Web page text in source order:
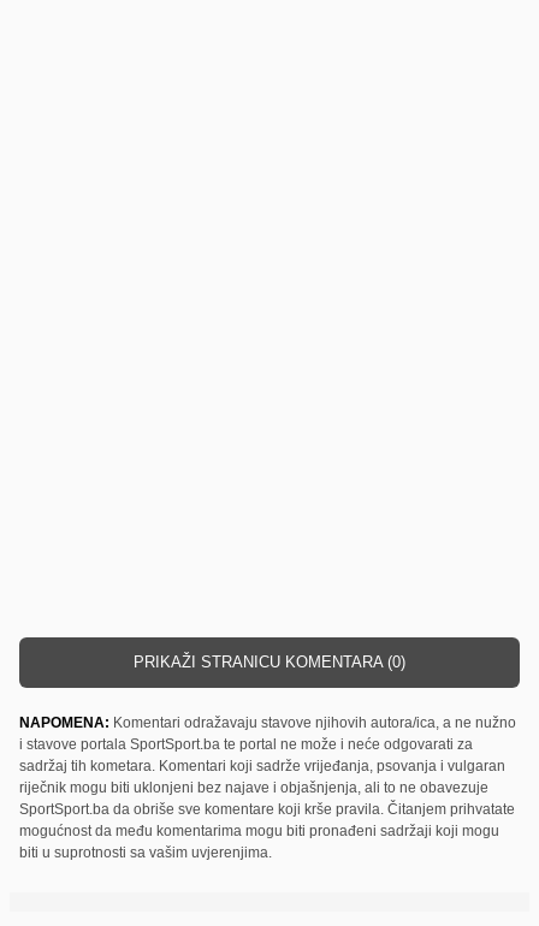
PRIKAŽI STRANICU KOMENTARA (0)
NAPOMENA: Komentari odražavaju stavove njihovih autora/ica, a ne nužno
i stavove portala SportSport.ba te portal ne može i neće odgovarati za
sadržaj tih kometara. Komentari koji sadrže vrijeđanja, psovanja i vulgaran
riječnik mogu biti uklonjeni bez najave i objašnjenja, ali to ne obavezuje
SportSport.ba da obriše sve komentare koji krše pravila. Čitanjem prihvatate
mogućnost da među komentarima mogu biti pronađeni sadržaji koji mogu
biti u suprotnosti sa vašim uvjerenjima.